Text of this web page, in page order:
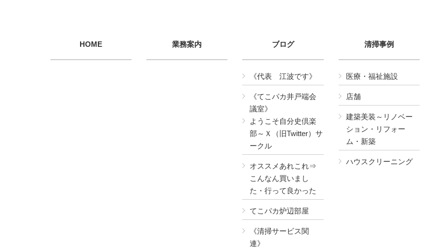
HOME 業務案内 ブログ
《代表 江波です》
《てこパカ井戸端会
議室》
ようこそ自分史倶楽
部～Ｘ（旧Twitter）サ
ークル
オススメあれこれ⇒
こんなん買いまし
た・行って良かった
てこパカ炉辺部屋
《清掃サービス関
連》
清掃事例
医療・福祉施設
店舗
建築美装～リノベー
ション・リフォー
ム・新築
ハウスクリーニング